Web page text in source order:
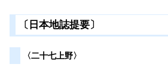
〔日本地誌提要〕
〈二十七上野〉